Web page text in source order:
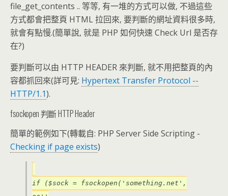
file_get_contents .. 等等, 有一堆的方式可以做, 不過這些
方式都會把整頁 HTML 拉回來, 要判斷的網址資料很多時,
就會有點慢.(簡單說, 就是 PHP 如何快速 Check Url 是否存
在?)
要判斷可以由 HTTP HEADER 來判斷, 就不用把整頁的內
容都抓回來(詳可見: Hypertext Transfer Protocol --
HTTP/1.1).
fsockopen 判斷 HTTP Header
簡單的範例如下(轉載自: PHP Server Side Scripting -
Checking if page exists)
if ($sock = fsockopen('something.net',